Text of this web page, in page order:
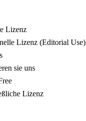
Lizenz
Lizenz (Editorial Use)
sie uns
Lizenz